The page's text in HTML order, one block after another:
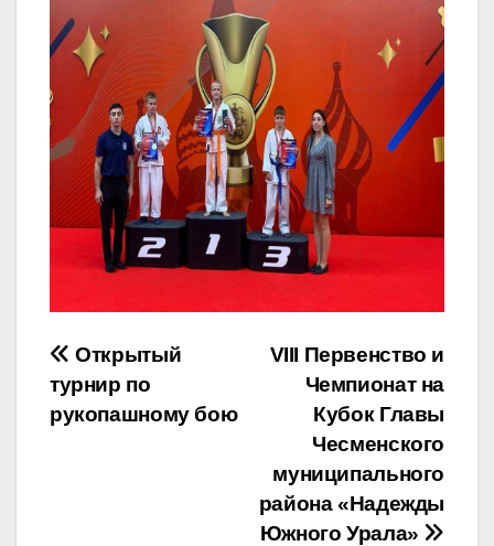
Навигация
по
VIII Первенство и
Чемпионат на
Кубок Главы
Чесменского
муниципального
района «Надежды
Южного Урала»
Открытый
турнир по
рукопашному бою